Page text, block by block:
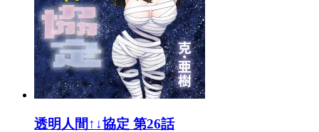
透明人間↑↓協定 第26話